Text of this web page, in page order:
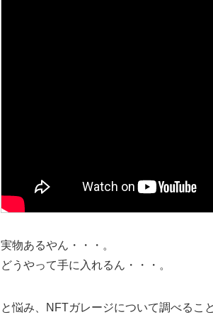
実物あるやん・・・。
どうやって手に入れるん・・・。
と悩み、NFTガレージについて調べるこ